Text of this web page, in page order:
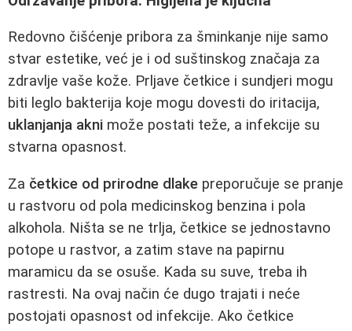
Redovno čišćenje pribora za šminkanje nije samo
stvar estetike, već je i od suštinskog značaja za
zdravlje vaše kože. Prljave četkice i sundjeri mogu
biti leglo bakterija koje mogu dovesti do iritacija,
uklanjanja akni može postati teže, a infekcije su
stvarna opasnost.
Za četkice od prirodne dlake preporučuje se pranje
u rastvoru od pola medicinskog benzina i pola
alkohola. Ništa se ne trlja, četkice se jednostavno
potope u rastvor, a zatim stave na papirnu
maramicu da se osuše. Kada su suve, treba ih
rastresti. Na ovaj način će dugo trajati i neće
postojati opasnost od infekcije. Ako četkice